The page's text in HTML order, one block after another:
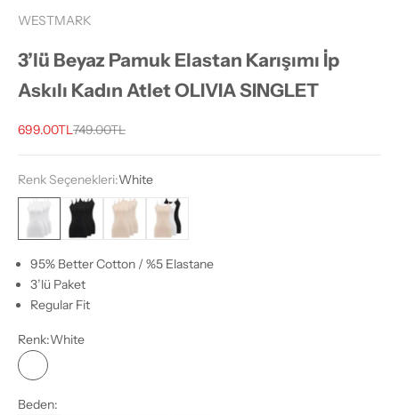
WESTMARK
3’lü Beyaz Pamuk Elastan Karışımı İp
Askılı Kadın Atlet OLIVIA SINGLET
İndirimli fiyat
699.00TLNormal fiyat
749.00TL
Renk Seçenekleri:White
White
Black Nude Black, White, Nude
95% Better Cotton / %5 Elastane
3’lü Paket
Regular Fit
Renk:White
White
Beden: